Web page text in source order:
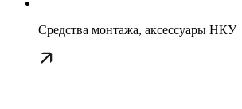
Средства монтажа, аксессуары НКУ